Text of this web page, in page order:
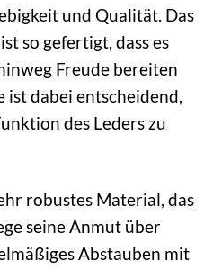
und Qualität. Das
so gefertigt, dass es
Freude bereiten
dabei entscheidend,
des Leders zu
robustes Material, das
seine Anmut über
Abstauben mit